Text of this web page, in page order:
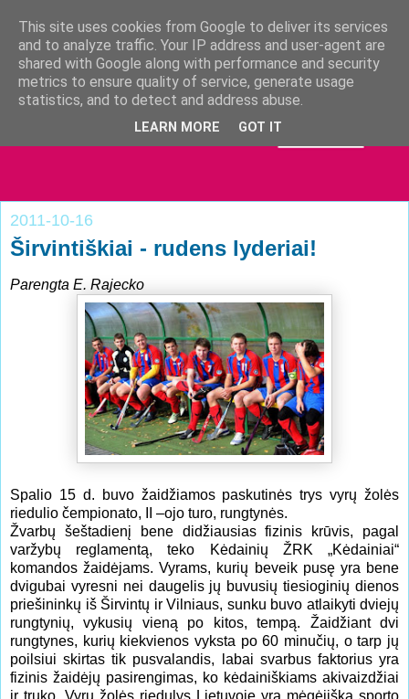
2011-10-16
Širvintiškiai - rudens lyderiai!
Parengta E. Rajecko
Spalio 15 d. buvo žaidžiamos paskutinės trys vyrų žolės
riedulio čempionato, II –ojo turo, rungtynės.
Žvarbų šeštadienį bene didžiausias fizinis krūvis, pagal
varžybų reglamentą, teko Kėdainių ŽRK „Kėdainiai“
komandos žaidėjams. Vyrams, kurių beveik pusę yra bene
dvigubai vyresni nei daugelis jų buvusių tiesioginių dienos
priešininkų iš Širvintų ir Vilniaus, sunku buvo atlaikyti dviejų
rungtynių, vykusių vieną po kitos, tempą. Žaidžiant dvi
rungtynes, kurių kiekvienos vyksta po 60 minučių, o tarp jų
poilsiui skirtas tik pusvalandis, labai svarbus faktorius yra
fizinis žaidėjų pasirengimas, ko kėdainiškiams akivaizdžiai
ir truko. Vyrų žolės riedulys Lietuvoje yra mėgėjiška sporto
This site uses cookies from Google to deliver its services
and to analyze traffic. Your IP address and user-agent are
shared with Google along with performance and security
metrics to ensure quality of service, generate usage
statistics, and to detect and address abuse.
LEARN MORE GOT IT